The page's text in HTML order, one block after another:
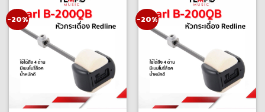
-20% -20%